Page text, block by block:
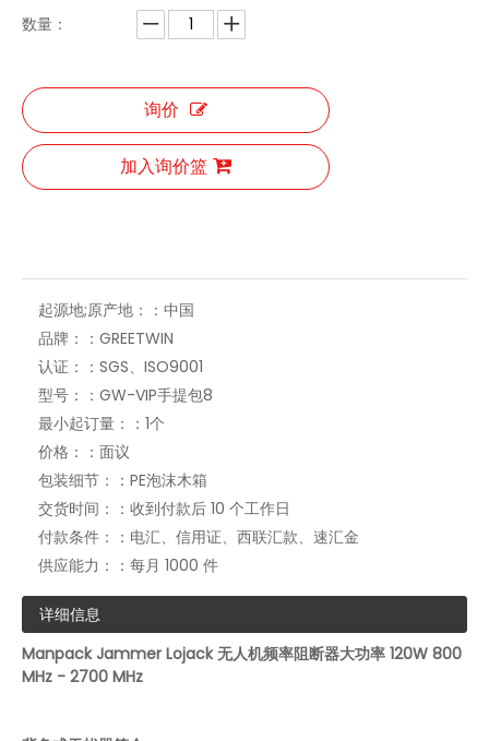
数量：
询价
加入询价篮
起源地;原产地：： 中国
品牌：： GREETWIN
认证：： SGS、ISO9001
型号：： GW-VIP手提包8
最小起订量：： 1个
价格：： 面议
包装细节：： PE泡沫木箱
交货时间：： 收到付款后 10 个工作日
付款条件：： 电汇、信用证、西联汇款、速汇金
供应能力：： 每月 1000 件
详细信息
Manpack Jammer Lojack 无人机频率阻断器大功率 120W 800
MHz - 2700 MHz